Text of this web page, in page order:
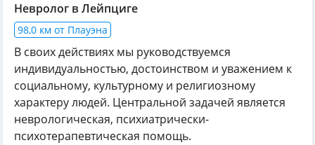
Невролог в Лейпциге
98,0 км от Плауэна
В своих действиях мы руководствуемся
индивидуальностью, достоинством и уважением к
социальному, культурному и религиозному
характеру людей. Центральной задачей является
неврологическая, психиатрически-
психотерапевтическая помощь.